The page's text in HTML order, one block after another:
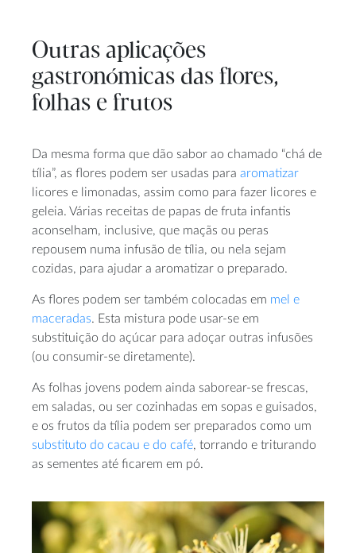
Outras aplicações
gastronómicas das flores,
folhas e frutos
Da mesma forma que dão sabor ao chamado “chá de
tília”, as flores podem ser usadas para aromatizar
licores e limonadas, assim como para fazer licores e
geleia. Várias receitas de papas de fruta infantis
aconselham, inclusive, que maçãs ou peras
repousem numa infusão de tília, ou nela sejam
cozidas, para ajudar a aromatizar o preparado.
As flores podem ser também colocadas em mel e
maceradas. Esta mistura pode usar-se em
substituição do açúcar para adoçar outras infusões
(ou consumir-se diretamente).
As folhas jovens podem ainda saborear-se frescas,
em saladas, ou ser cozinhadas em sopas e guisados,
e os frutos da tília podem ser preparados como um
substituto do cacau e do café, torrando e triturando
as sementes até ficarem em pó.